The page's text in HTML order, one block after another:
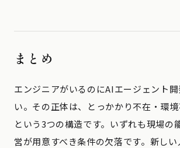
まとめ
エンジニアがいるのにAIエージェント
い。その正体は、とっかかり不在・環
という3つの構造です。いずれも現場の
営が用意すべき条件の欠落です。新し